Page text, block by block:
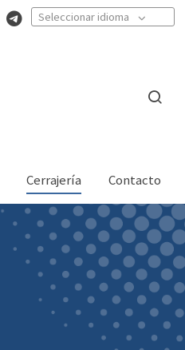
Seleccionar idioma
Cerrajería Contacto